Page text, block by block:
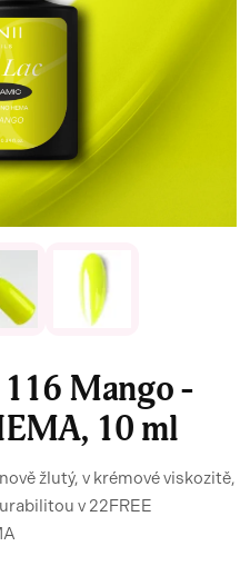
Mango -
10 ml
žlutý, v krémové viskozitě,
v 22FREE